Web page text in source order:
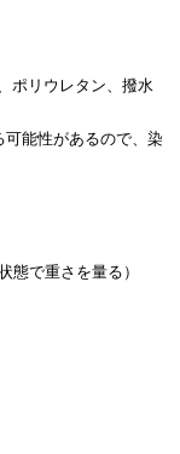
ポリウレタン、撥水
能性があるので、染
で重さを量る）